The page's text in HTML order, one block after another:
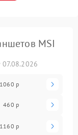
MSI
1060 р
460 р
1160 р